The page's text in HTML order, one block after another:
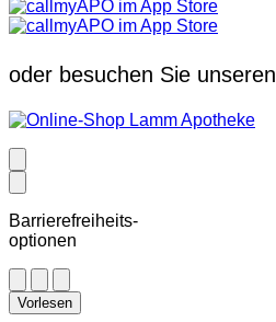
oder besuchen Sie unseren
Barrierefreiheits-
optionen
Vorlesen